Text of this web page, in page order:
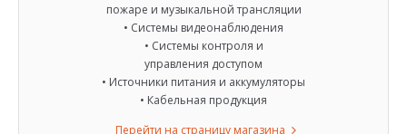
пожаре и музыкальной трансляции
• Системы видеонаблюдения
• Системы контроля и
управления доступом
• Источники питания и аккумуляторы
• Кабельная продукция
Перейти на страницу магазина